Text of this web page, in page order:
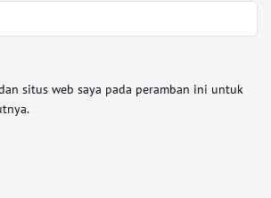
situs web saya pada peramban ini untuk